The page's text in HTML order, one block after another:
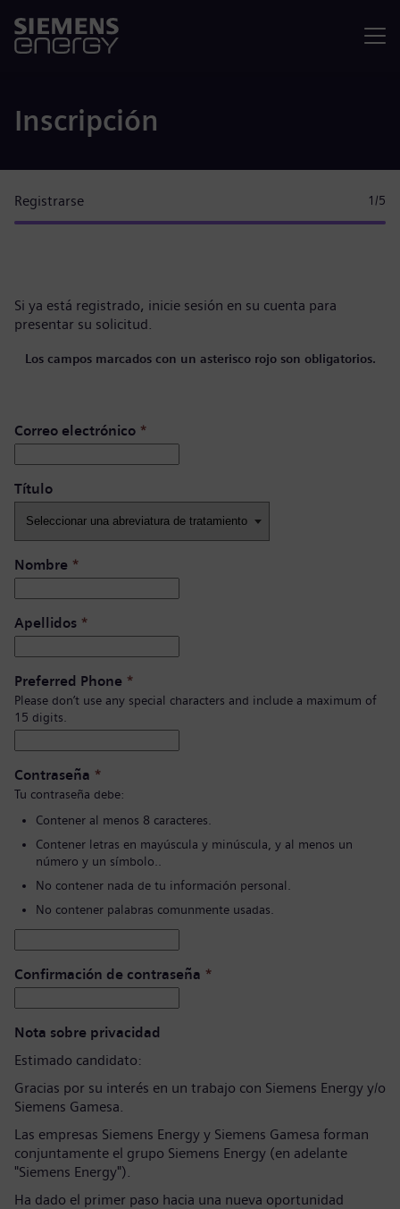
Inscripción
Registrarse 1 /5
Si ya está registrado, inicie sesión en su cuenta para
presentar su solicitud.
Los campos marcados con un asterisco rojo son obligatorios.
Correo electrónico *
Título ​
Nombre *
Apellidos *
Preferred Phone *
Please don’t use any special characters and include a maximum of
15 digits.
Contraseña *
Tu contraseña debe:
Contener al menos 8 caracteres.
Contener letras en mayúscula y minúscula, y al menos un
número y un símbolo..
No contener nada de tu información personal.
No contener palabras comunmente usadas.
Confirmación de contraseña *
Nota sobre privacidad
Estimado candidato:
Gracias por su interés en un trabajo con Siemens Energy y/o
Siemens Gamesa.
Las empresas Siemens Energy y Siemens Gamesa forman
conjuntamente el grupo Siemens Energy (en adelante
"Siemens Energy").
Ha dado el primer paso hacia una nueva oportunidad